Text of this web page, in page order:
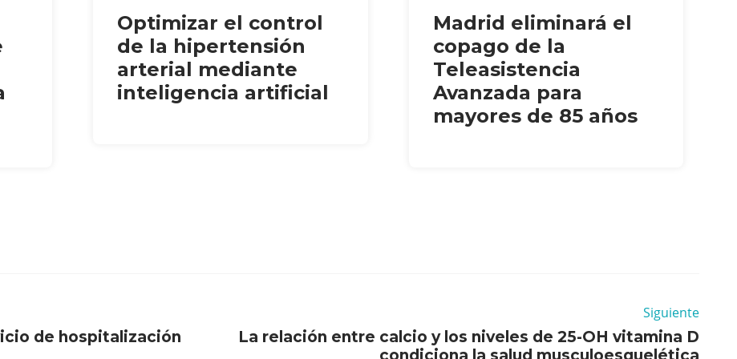
Optimizar el control
de la hipertensión
arterial mediante
inteligencia artificial
Madrid eliminará el
copago de la
Teleasistencia
Avanzada para
mayores de 85 años
de hospitalización
Siguiente
La relación entre calcio y los niveles de 25-OH vitamina D
condiciona la salud musculoesquelética